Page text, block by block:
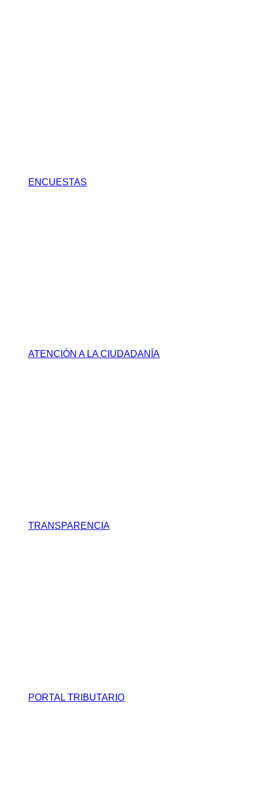
ENCUESTAS
ATENCIÓN A LA CIUDADANÍA
TRANSPARENCIA
PORTAL TRIBUTARIO